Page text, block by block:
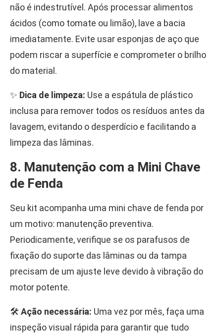
não é indestrutível. Após processar alimentos
ácidos (como tomate ou limão), lave a bacia
imediatamente. Evite usar esponjas de aço que
podem riscar a superfície e comprometer o brilho
do material.
✨ Dica de limpeza: Use a espátula de plástico
inclusa para remover todos os resíduos antes da
lavagem, evitando o desperdício e facilitando a
limpeza das lâminas.
8. Manutenção com a Mini Chave
de Fenda
Seu kit acompanha uma mini chave de fenda por
um motivo: manutenção preventiva.
Periodicamente, verifique se os parafusos de
fixação do suporte das lâminas ou da tampa
precisam de um ajuste leve devido à vibração do
motor potente.
🛠️ Ação necessária: Uma vez por mês, faça uma
inspeção visual rápida para garantir que tudo